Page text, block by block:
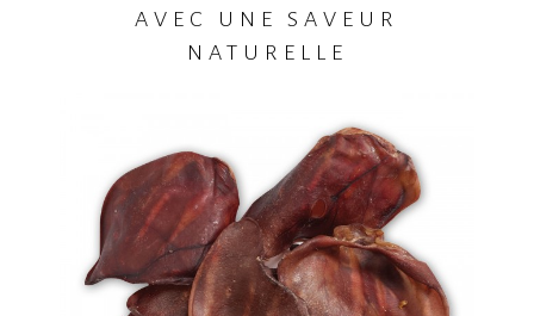
AVEC UNE SAVEUR
NATURELLE